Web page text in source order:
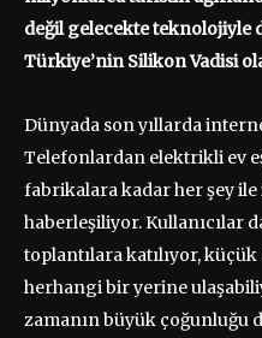
değil gelecekte teknolojiyle
Türkiye’nin Silikon Vadisi
Dünyada son yıllarda
Telefonlardan elektrikli ev
fabrikalara kadar her şey
haberleşiliyor. Kullanıcılar
toplantılara katılıyor,
herhangi bir yerine
zamanın büyük çoğunluğu